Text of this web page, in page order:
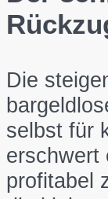
Die
selbst für
erschwert
profitabel